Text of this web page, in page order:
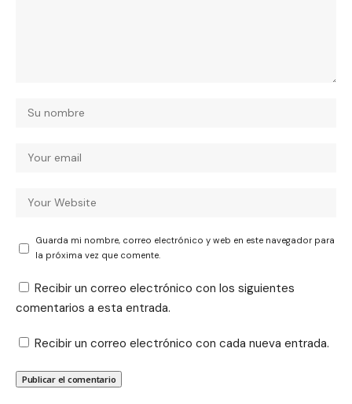
Guarda mi nombre, correo electrónico y web en este navegador para
la próxima vez que comente.
Recibir un correo electrónico con los siguientes
comentarios a esta entrada.
Recibir un correo electrónico con cada nueva entrada.